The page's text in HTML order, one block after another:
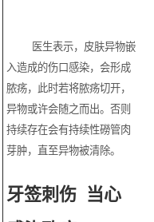
医生表示，皮肤异物嵌
入造成的伤口感染，会形成
脓疡，此时若将脓疡切开，
异物或许会随之而出。否则
持续存在会有持续性磱管肉
芽肿，直至异物被清除。
牙签刺伤 当心